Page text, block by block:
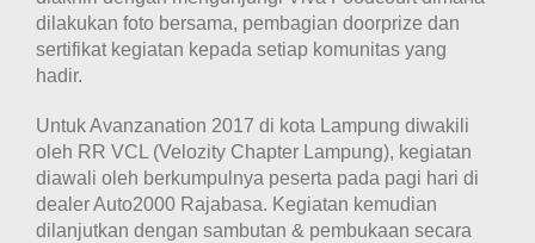
dilakukan foto bersama, pembagian doorprize dan
sertifikat kegiatan kepada setiap komunitas yang
hadir.
Untuk Avanzanation 2017 di kota Lampung diwakili
oleh RR VCL (Velozity Chapter Lampung), kegiatan
diawali oleh berkumpulnya peserta pada pagi hari di
dealer Auto2000 Rajabasa. Kegiatan kemudian
dilanjutkan dengan sambutan & pembukaan secara